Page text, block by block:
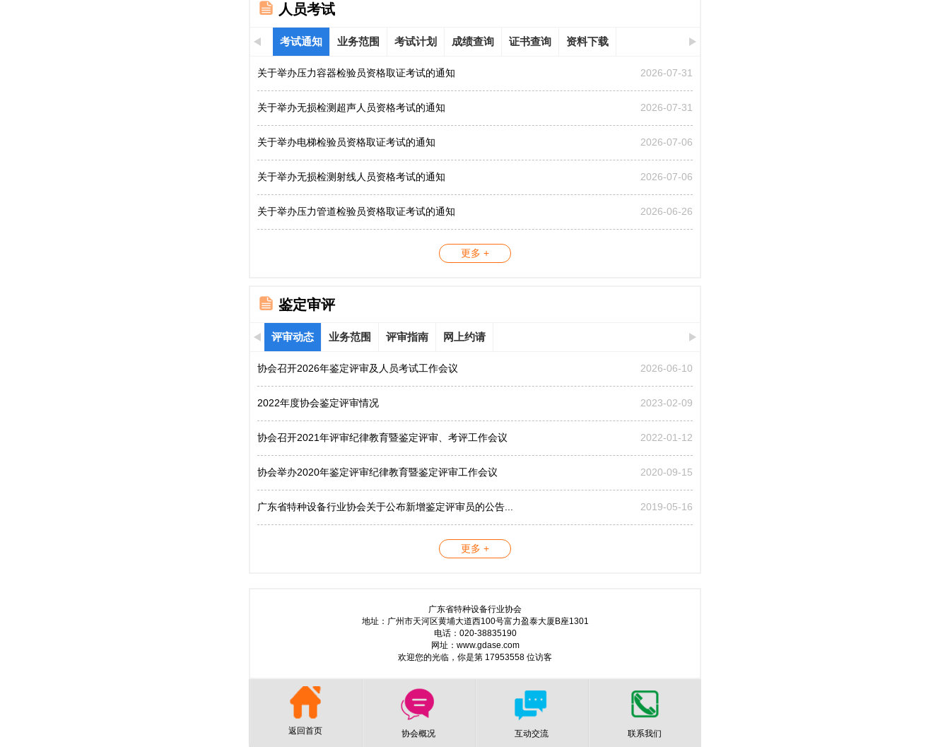
人员考试
考试通知 业务范围 考试计划 成绩查询 证书查询 资料下载
关于举办压力容器检验员资格取证考试的通知 2026-07-31
关于举办无损检测超声人员资格考试的通知 2026-07-31
关于举办电梯检验员资格取证考试的通知 2026-07-06
关于举办无损检测射线人员资格考试的通知 2026-07-06
关于举办压力管道检验员资格取证考试的通知 2026-06-26
更多 +
鉴定审评
评审动态 业务范围 评审指南 网上约请
协会召开2026年鉴定评审及人员考试工作会议 2026-06-10
2022年度协会鉴定评审情况 2023-02-09
协会召开2021年评审纪律教育暨鉴定评审、考评工作会议 2022-01-12
协会举办2020年鉴定评审纪律教育暨鉴定评审工作会议 2020-09-15
广东省特种设备行业协会关于公布新增鉴定评审员的公告... 2019-05-16
更多 +
广东省特种设备行业协会
地址：广州市天河区黄埔大道西100号富力盈泰大厦B座1301
电话：020-38835190
网址：www.gdase.com
欢迎您的光临，你是第 17953558 位访客
返回首页 协会概况 互动交流 联系我们